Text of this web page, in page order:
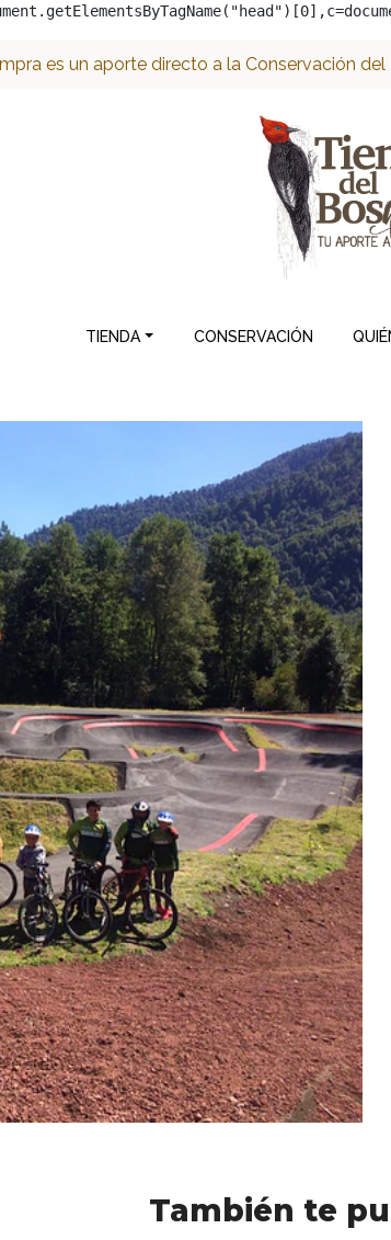
es un aporte directo a la Conservación
TIENDA CONSERVACIÓN
También te